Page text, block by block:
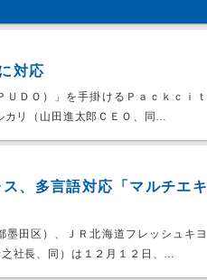
対応
ＤＯ）」を手掛けるＰａｃｋｃｉｔ
カリ（山田進太郎ＣＥＯ、同…
、多言語対応「マルチエキ
墨田区）、ＪＲ北海道フレッシュキヨ
社長、同）は１２月１２日、…